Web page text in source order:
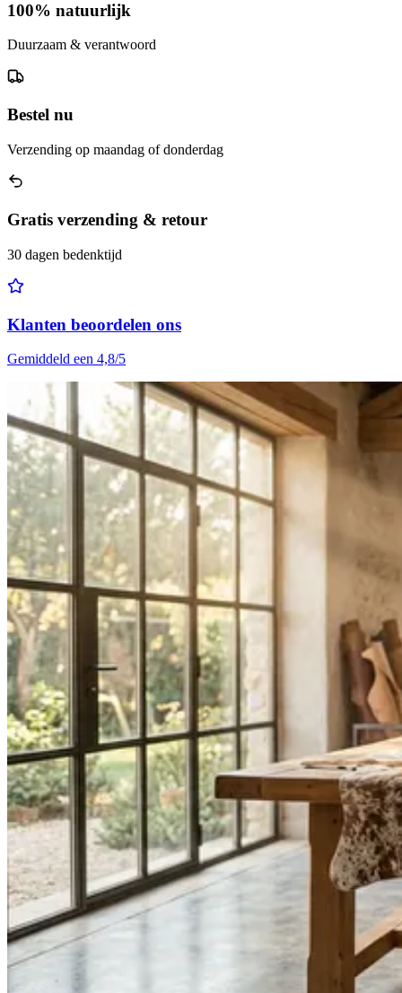
100% natuurlijk
Duurzaam & verantwoord
Bestel nu
Verzending op maandag of donderdag
Gratis verzending & retour
30 dagen bedenktijd
Klanten beoordelen ons
Gemiddeld een 4,8/5